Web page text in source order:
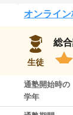
オンライ
生徒
総
通塾開始時の
学年